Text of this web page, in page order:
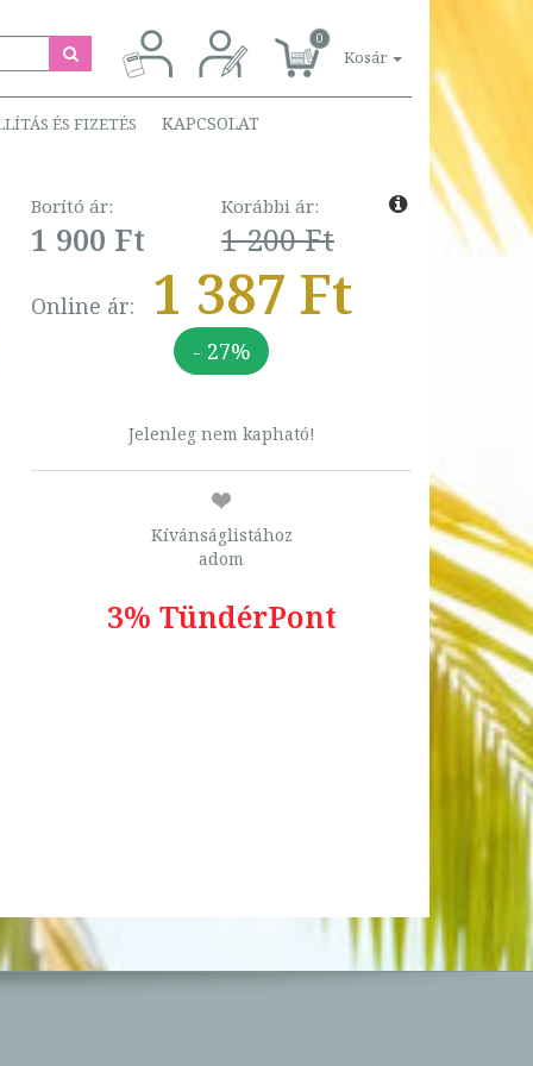
0
Kosár
ÉS FIZETÉS KAPCSOLAT
Borító ár:
1 900 Ft
Korábbi ár:
1 200 Ft
Online ár: 1 387 Ft
- 27%
Jelenleg nem kapható!
Kívánságlistához
adom
3% TündérPont